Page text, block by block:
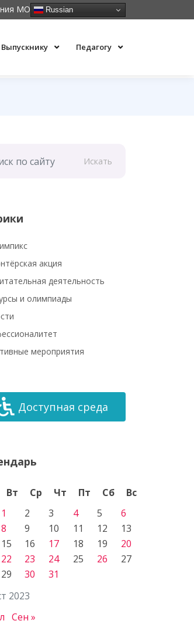
МО Russian
Выпускнику Педагогу
Искать
акция
деятельность
и олимпиады
мероприятия
Доступная среда
2023
Вт Ср Чт Пт Сб
Вс
1
2 3 4 5
6
8 9 10 11 12
13
15 16 17 18 19
20
22 23 24 25 26
27
29 30 31
Сен »